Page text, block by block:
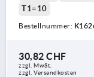
T1=10
Bestellnummer:
30,82 CHF
zzgl. MwSt.
zzgl. Versandkosten